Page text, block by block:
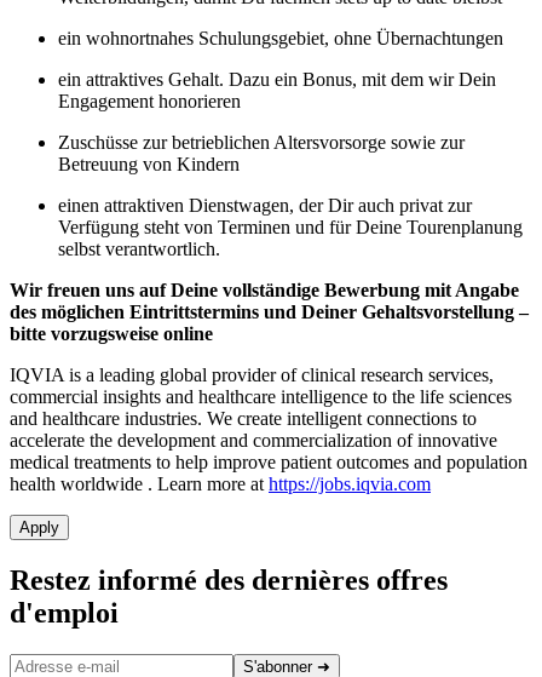
ein wohnortnahes Schulungsgebiet, ohne Übernachtungen
ein attraktives Gehalt. Dazu ein Bonus, mit dem wir Dein
Engagement honorieren
Zuschüsse zur betrieblichen Altersvorsorge sowie zur
Betreuung von Kindern
einen attraktiven Dienstwagen, der Dir auch privat zur
Verfügung steht von Terminen und für Deine Tourenplanung
selbst verantwortlich.
Wir freuen uns auf Deine vollständige Bewerbung mit Angabe
des möglichen Eintrittstermins und Deiner Gehaltsvorstellung –
bitte vorzugsweise online
IQVIA is a leading global provider of clinical research services,
commercial insights and healthcare intelligence to the life sciences
and healthcare industries. We create intelligent connections to
accelerate the development and commercialization of innovative
medical treatments to help improve patient outcomes and population
health worldwide . Learn more at https://jobs.iqvia.com
Apply
Restez informé des dernières offres
d'emploi
S'abonner ➜